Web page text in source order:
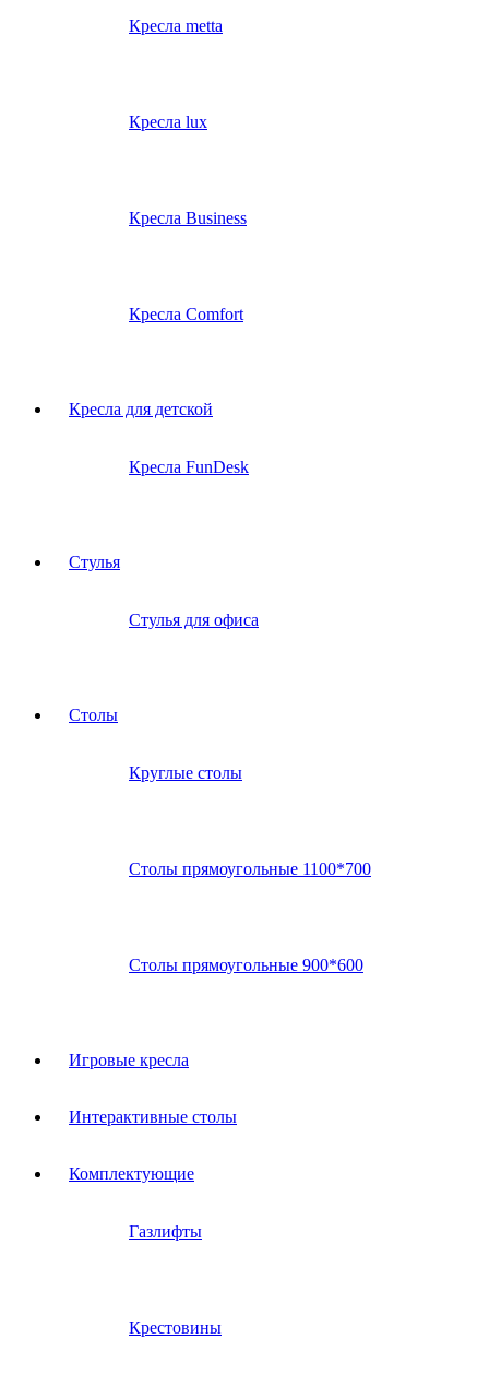
Кресла metta
Кресла lux
Кресла Business
Кресла Comfort
Кресла для детской
Кресла FunDesk
Стулья
Стулья для офиса
Столы
Круглые столы
Столы прямоугольные 1100*700
Столы прямоугольные 900*600
Игровые кресла
Интерактивные столы
Комплектующие
Газлифты
Крестовины